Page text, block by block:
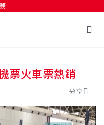
搜尋
票火車票熱銷
分享